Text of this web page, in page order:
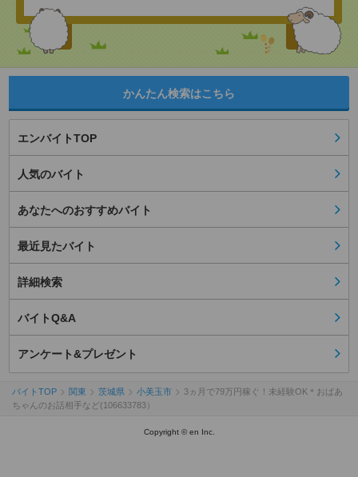
かんたん検索はこちら
エンバイトTOP
人気のバイト
あなたへのおすすめバイト
最近見たバイト
詳細検索
バイトQ&A
アンケート&プレゼント
バイトTOP 関東 茨城県 小美玉市
3ヵ月で79万円稼ぐ！未経験OK＊おばあ
ちゃんのお話相手など(106633783）
Copyright © en Inc.